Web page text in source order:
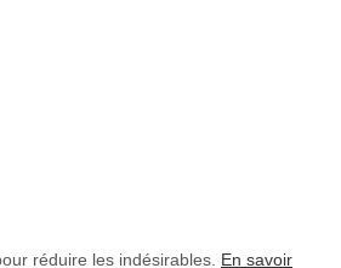
réduire les indésirables. En savoir